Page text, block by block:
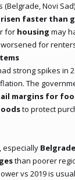
(Belgrade, Novi
faster than
for housing may
for
strong spikes in
The
margins for
to protect
especially Belgrade
than poorer
vs 2019 is